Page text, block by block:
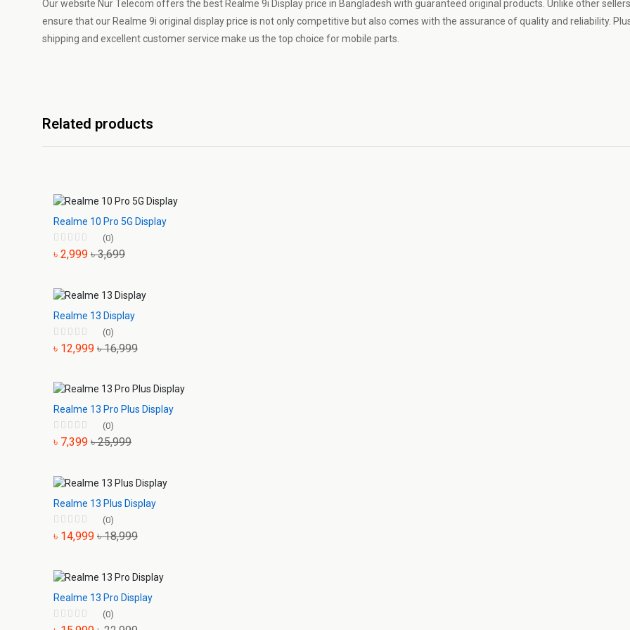
Our website Nur Telecom offers the best Realme 9i Display price in Bangladesh with guaranteed original products. Unlike other
ensure that our Realme 9i original display price is not only competitive but also comes with the assurance of quality and reliability.
shipping and excellent customer service make us the top choice for mobile parts.
Related products
Realme 10 Pro 5G Display
(0)
৳ 2,999 ৳ 3,699
Realme 13 Display
(0)
৳ 12,999 ৳ 16,999
Realme 13 Pro Plus Display
(0)
৳ 7,399 ৳ 25,999
Realme 13 Plus Display
(0)
৳ 14,999 ৳ 18,999
Realme 13 Pro Display
(0)